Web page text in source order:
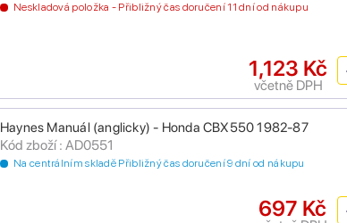
Neskladová položka - Přibližný čas doručení 11 dní od nákupu
1,123 Kč
včetně DPH
Haynes Manuál (anglicky) - Honda CBX550 1982-87
Kód zboží : AD0551
Na centrálním skladě Přibližný čas doručení 9 dní od nákupu
697 Kč